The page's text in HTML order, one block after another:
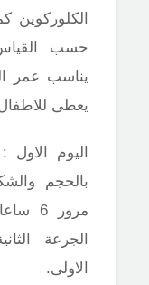
حسب
يناسب عمر
يعطى
اليوم
بالحجم
الجرعة
الاولى.